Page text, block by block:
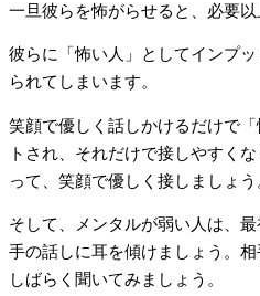
一旦彼らを怖がらせると、必要以
彼らに「怖い人」としてインプ
られてしまいます。
笑顔で優しく話しかけるだけで
トされ、それだけで接しやすく
って、笑顔で優しく接しましょう
そして、メンタルが弱い人は、
手の話しに耳を傾けましょう。相
しばらく聞いてみましょう。